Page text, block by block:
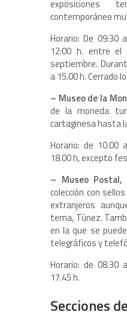
exposiciones
contemporáneo
Horario: De 09:30
12:00 h. entre
septiembre.
a 15.00 h. Cerrado
– Museo de la
de la moneda
cartaginesa hasta
Horario: de 10.00
18.00 h, excepto
– Museo Postal,
colección con
extranjeros
tema, Túnez.
en la que se
telegráficos y
Horario: de 08.30
17.45 h.
Secciones